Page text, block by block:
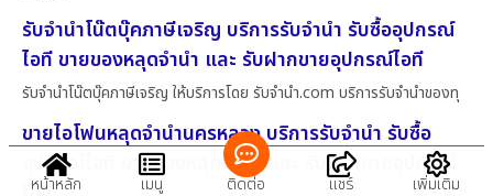
รับจำนำโน๊ตบุ๊คภาษีเจริญ บริการรับจำนำ รับซื้ออุปกรณ์
ไอที ขายของหลุดจำนำ และ รับฝากขายอุปกรณ์ไอที
รับจำนำโน๊ตบุ๊คภาษีเจริญ ให้บริการโดย รับจํานํา.com บริการรับจำนำของทุ
ขายไอโฟนหลุดจำนำนครหลวง บริการรับจำนำ รับซื้อ
อุปกรณ์ไอที ขายของหลุดจำนำ และ รับฝากขายอุปกรณ์
หน้าหลัก เมนู ติดต่อ แชร์ เพิ่มเติม